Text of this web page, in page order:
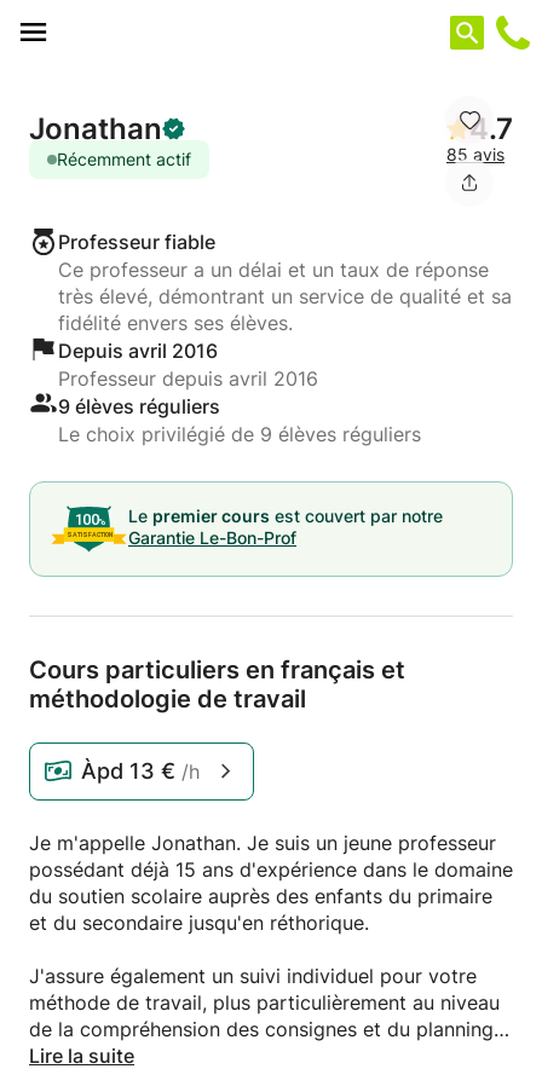
Jonathan
Récemment actif
4.7
85 avis
Professeur fiable
Ce professeur a un délai et un taux de réponse
très élevé, démontrant un service de qualité et sa
fidélité envers ses élèves.
Depuis avril 2016
Professeur depuis avril 2016
9 élèves réguliers
Le choix privilégié de 9 élèves réguliers
Le premier cours est couvert par notre
Garantie Le-Bon-Prof
Cours particuliers en français et
méthodologie de travail
Àpd 13 € /h
Je m'appelle Jonathan. Je suis un jeune professeur
possédant déjà 15 ans d'expérience dans le domaine
du soutien scolaire auprès des enfants du primaire
et du secondaire jusqu'en réthorique.
J'assure également un suivi individuel pour votre
méthode de travail, plus particulièrement au niveau
de la compréhension des consignes et du planning
de travail. Si vous avez besoin d'un coup de main, je
Lire la suite